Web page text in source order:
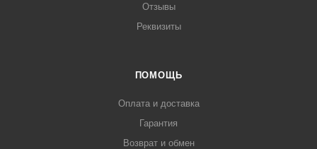
Отзывы
Реквизиты
ПОМОЩЬ
Оплата и доставка
Гарантия
Возврат и обмен